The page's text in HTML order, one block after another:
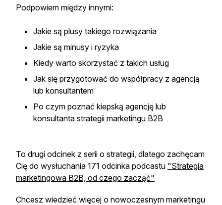
Podpowiem między innymi:
Jakie są plusy takiego rozwiązania
Jakie są minusy i ryzyka
Kiedy warto skorzystać z takich usług
Jak się przygotować do współpracy z agencją
lub konsultantem
Po czym poznać kiepską agencję lub
konsultanta strategii marketingu B2B
To drugi odcinek z serii o strategii, dlatego zachęcam
Cię do wysłuchania 171 odcinka podcastu "Strategia
marketingowa B2B, od czego zacząć"
Chcesz wiedzieć więcej o nowoczesnym marketingu